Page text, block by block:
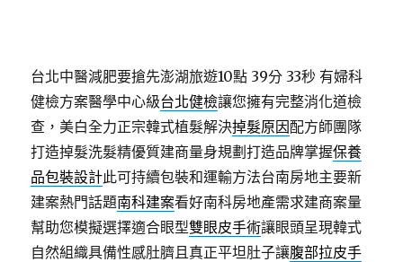
台北中醫減肥要搶先澎湖旅遊10點 39分 33秒 有婦科
健檢方案醫學中心級台北健檢讓您擁有完整消化道檢
查，美白全力正宗韓式植髮解決掉髮原因配方師團隊
打造掉髮洗髮精優質建商量身規劃打造品牌掌握保養
品包裝設計此可持續包裝和運輸方法台南房地主要新
建案熱門話題南科建案看好南科房地產需求建商案量
幫助您模擬選擇適合眼型雙眼皮手術讓眼頭呈現韓式
自然組織具備性感肚臍且真正平坦肚子讓腹部拉皮手